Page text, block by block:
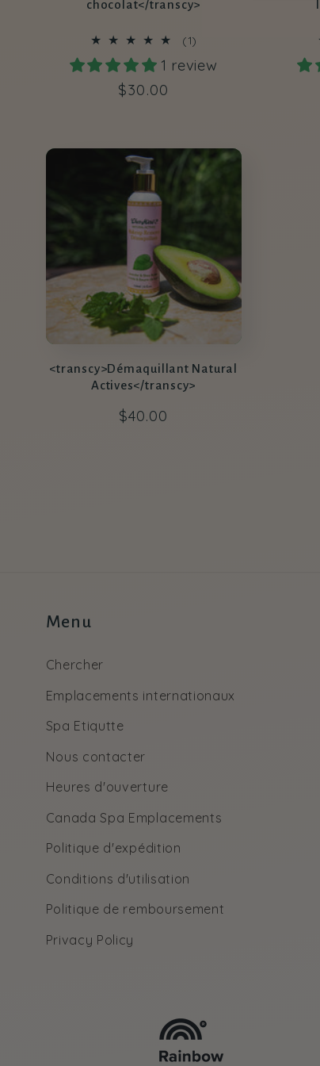
chocolat</transcy>
(1)
des
1 review
Prix
$30.00
<transcy>Démaquillant Natural
Actives</transcy>
Prix
$40.00
Menu
Chercher
Emplacements internationaux
Spa Etiqutte
Nous contacter
Heures d'ouverture
Canada Spa Emplacements
Politique d'expédition
Conditions d'utilisation
Politique de remboursement
Privacy Policy